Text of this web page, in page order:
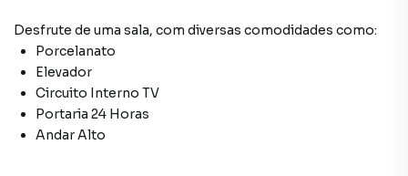
Desfrute de uma sala, com diversas comodidades como:
Porcelanato
Elevador
Circuito Interno TV
Portaria 24 Horas
Andar Alto